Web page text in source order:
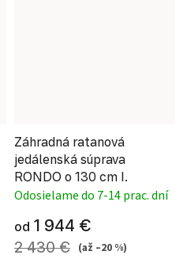
Záhradná ratanová
jedálenská súprava
RONDO o 130 cm I.
Odosielame do 7-14 prac. dní
od 1 944 €
2 430 € (až –20 %)